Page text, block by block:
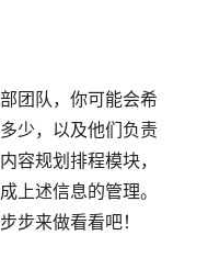
团队，你可能会希
少，以及他们负责
容规划排程模块，
上述信息的管理。
步来做看看吧！